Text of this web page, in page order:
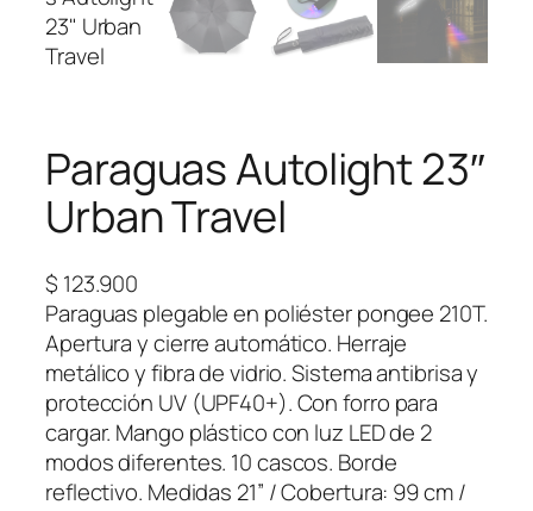
Paraguas Autolight 23″
Urban Travel
$ 123.900
Paraguas plegable en poliéster pongee 210T.
Apertura y cierre automático. Herraje
metálico y fibra de vidrio. Sistema antibrisa y
protección UV (UPF40+). Con forro para
cargar. Mango plástico con luz LED de 2
modos diferentes. 10 cascos. Borde
reflectivo. Medidas 21” / Cobertura: 99 cm /